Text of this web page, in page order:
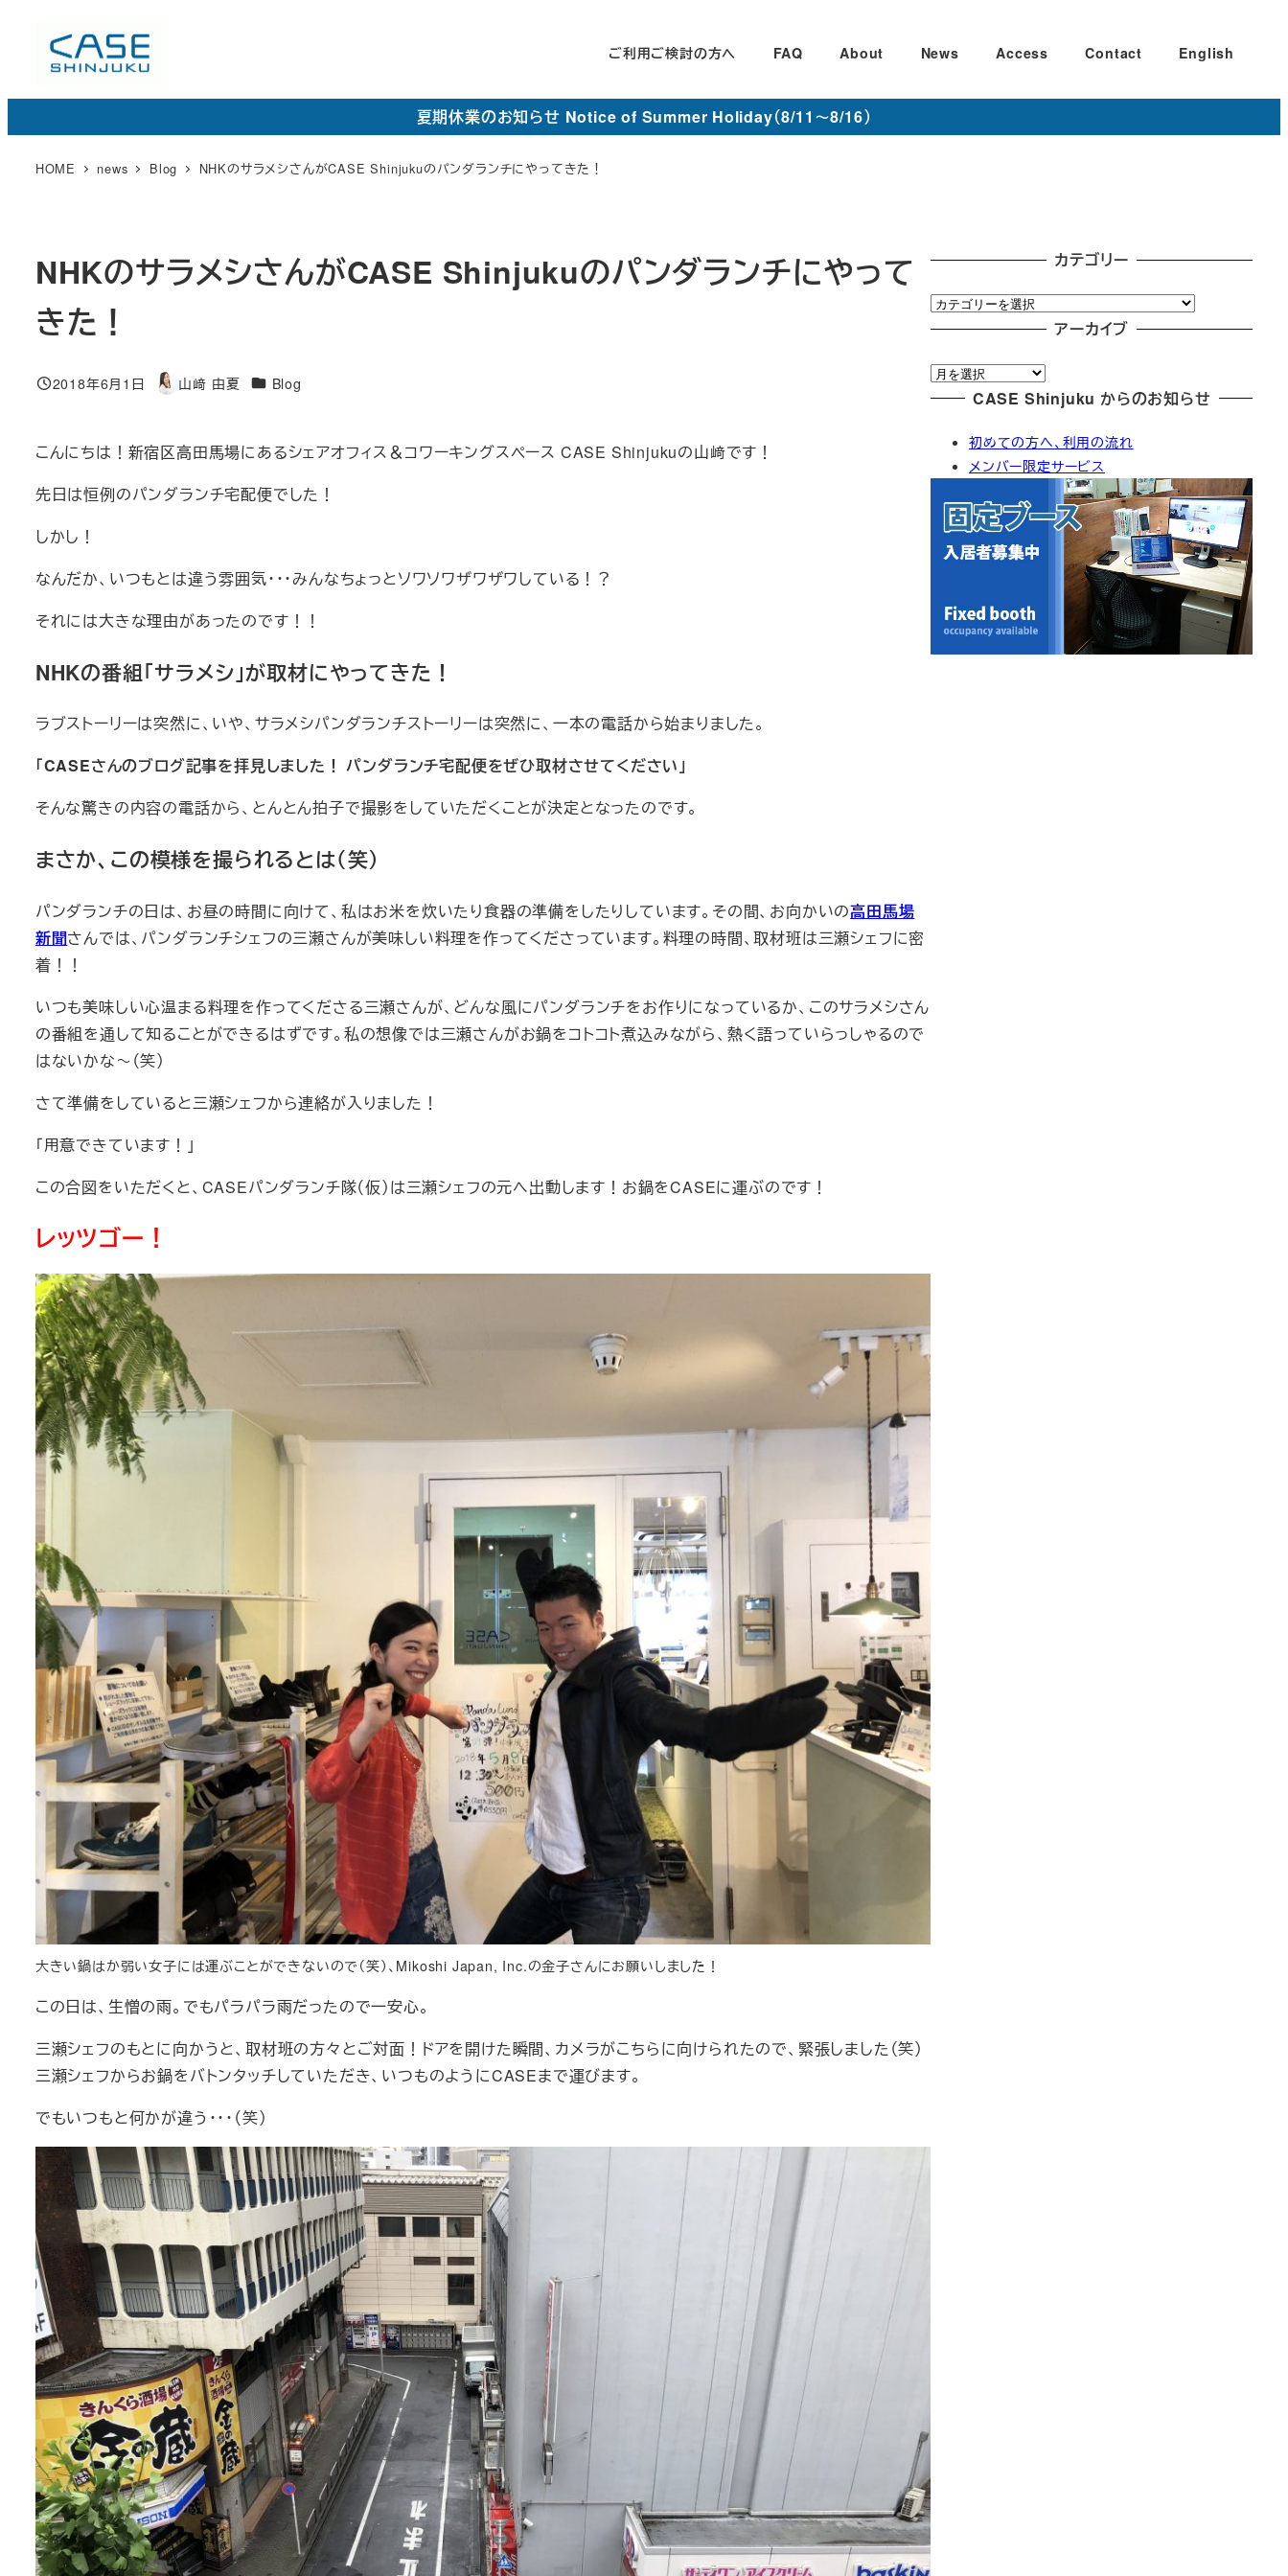
コ
ご利用ご検討の方へ FAQ About News Access Contact English
夏期休業のお知らせ Notice of Summer Holiday（8/11～8/16）
HOME news Blog NHKのサラメシさんがCASE Shinjukuのパンダランチにやってきた！
NHKのサラメシさんがCASE Shinjukuのパンダランチにやって
きた！
投稿日
2018年6月1日
著
山﨑 由夏 カ
リ
Blog
こんにちは！新宿区高田馬場にあるシェアオフィス＆コワーキングスペース CASE Shinjukuの山﨑です！
先日は恒例のパンダランチ宅配便でした！
しかし！
なんだか、いつもとは違う雰囲気・・・みんなちょっとソワソワザワザワしている！？
それには大きな理由があったのです！！
NHKの番組「サラメシ」が取材にやってきた！
ラブストーリーは突然に、いや、サラメシパンダランチストーリーは突然に、一本の電話から始まりました。
「CASEさんのブログ記事を拝見しました！ パンダランチ宅配便をぜひ取材させてください」
そんな驚きの内容の電話から、とんとん拍子で撮影をしていただくことが決定となったのです。
まさか、この模様を撮られるとは（笑）
パンダランチの日は、お昼の時間に向けて、私はお米を炊いたり食器の準備をしたりしています。その間、お向かいの高田馬場
新聞さんでは、パンダランチシェフの三瀬さんが美味しい料理を作ってくださっています。料理の時間、取材班は三瀬シェフに密
着！！
いつも美味しい心温まる料理を作ってくださる三瀬さんが、どんな風にパンダランチをお作りになっているか、このサラメシさん
の番組を通して知ることができるはずです。私の想像では三瀬さんがお鍋をコトコト煮込みながら、熱く語っていらっしゃるので
はないかな～（笑）
さて準備をしていると三瀬シェフから連絡が入りました！
「用意できています！」
この合図をいただくと、CASEパンダランチ隊（仮）は三瀬シェフの元へ出動します！お鍋をCASEに運ぶのです！
レッツゴー！
大きい鍋はか弱い女子には運ぶことができないので（笑）、Mikoshi Japan, Inc.の金子さんにお願いしました！
この日は、生憎の雨。でもパラパラ雨だったので一安心。
三瀬シェフのもとに向かうと、取材班の方々とご対面！ドアを開けた瞬間、カメラがこちらに向けられたので、緊張しました（笑）
三瀬シェフからお鍋をバトンタッチしていただき、いつものようにCASEまで運びます。
でもいつもと何かが違う・・・（笑）
カテゴリー
カ
テ
リ
ー
アーカイブ
ア
ー
CASE Shinjuku からのお知らせ
初めての方へ、利用の流れ
メンバー限定サービス